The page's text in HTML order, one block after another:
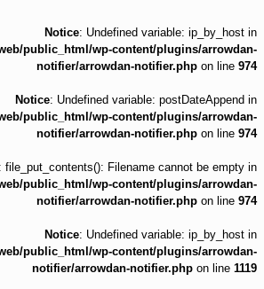
Notice: Undefined variable: ip_by_host in
public_html/wp-content/plugins/arrowdan-
notifier/arrowdan-notifier.php on line 974
Notice: Undefined variable: postDateAppend in
public_html/wp-content/plugins/arrowdan-
notifier/arrowdan-notifier.php on line 974
: file_put_contents(): Filename cannot be empty in
public_html/wp-content/plugins/arrowdan-
notifier/arrowdan-notifier.php on line 974
Notice: Undefined variable: ip_by_host in
public_html/wp-content/plugins/arrowdan-
notifier/arrowdan-notifier.php on line 1119